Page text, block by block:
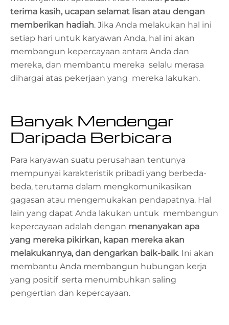
terima kasih, ucapan selamat lisan atau dengan
memberikan hadiah. Jika Anda melakukan hal ini
setiap hari untuk karyawan Anda, hal ini akan
membangun kepercayaan antara Anda dan
mereka, dan membantu mereka selalu merasa
dihargai atas pekerjaan yang mereka lakukan.
Banyak Mendengar
Daripada Berbicara
Para karyawan suatu perusahaan tentunya
mempunyai karakteristik pribadi yang berbeda-
beda, terutama dalam mengkomunikasikan
gagasan atau mengemukakan pendapatnya. Hal
lain yang dapat Anda lakukan untuk membangun
kepercayaan adalah dengan menanyakan apa
yang mereka pikirkan, kapan mereka akan
melakukannya, dan dengarkan baik-baik. Ini akan
membantu Anda membangun hubungan kerja
yang positif serta menumbuhkan saling
pengertian dan kepercayaan.